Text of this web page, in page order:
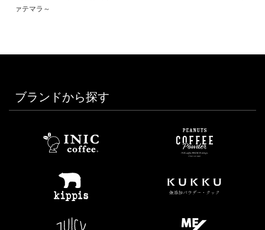
ァテマラ～
ブランドから探す